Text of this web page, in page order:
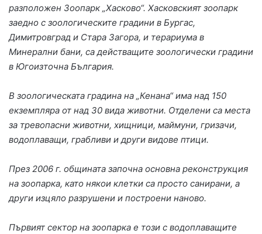
разположен Зоопарк „Хасково“. Хасковският зоопарк
заедно с зоологическите градини в Бургас,
Димитровград и Стара Загора, и терариума в
Минерални бани, са действащите зоологически градини
в Югоизточна България.
В зоологическата градина на „Кенана“ има над 150
екземпляра от над 30 вида животни. Отделени са места
за тревопасни животни, хищници, маймуни, гризачи,
водоплаващи, грабливи и други видове птици.
През 2006 г. общината започна основна реконструкция
на зоопарка, като някои клетки са просто санирани, а
други изцяло разрушени и построени наново.
Първият сектор на зоопарка е този с водоплаващите